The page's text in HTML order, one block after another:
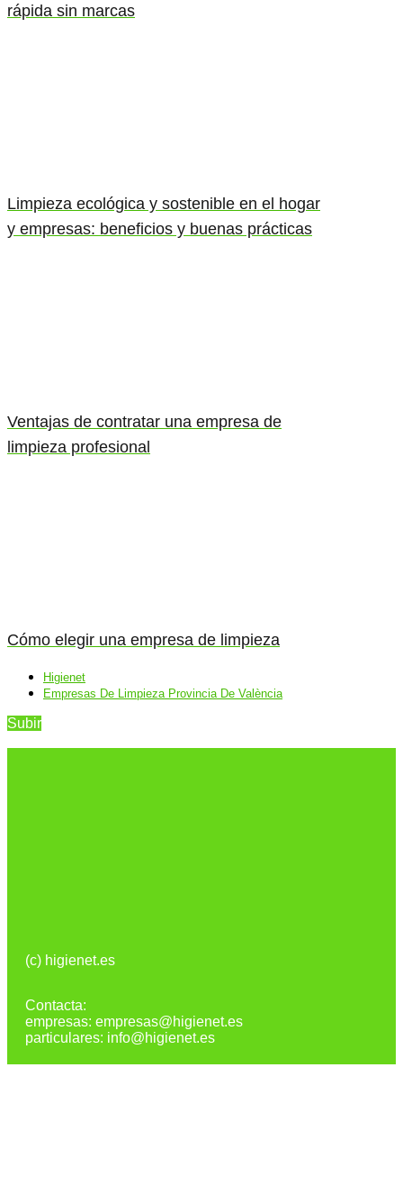
rápida sin marcas
Limpieza ecológica y sostenible en el hogar
y empresas: beneficios y buenas prácticas
Ventajas de contratar una empresa de
limpieza profesional
Cómo elegir una empresa de limpieza
Higienet
Empresas De Limpieza Provincia De València
Subir
(c) higienet.es
Contacta:
empresas: empresas@higienet.es
particulares: info@higienet.es